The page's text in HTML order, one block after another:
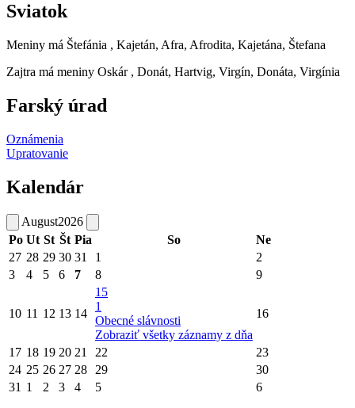
Sviatok
Meniny má Štefánia , Kajetán, Afra, Afrodita, Kajetána, Štefana
Zajtra má meniny Oskár , Donát, Hartvig, Virgín, Donáta, Virgínia
Farský úrad
Oznámenia
Upratovanie
Kalendár
August2026
Po Ut St Št Pia So
Ne
27 28 29 30 31 1
2
3
4 5 6 7 8 9
10 11 12 13 14
15
1
Obecné slávnosti
Zobraziť všetky záznamy z dňa
16
17 18 19 20 21 22
23
24 25 26 27 28 29
30
31 1 2 3 4 5 6